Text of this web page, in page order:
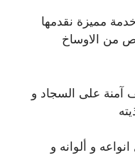
مميزة نقدمها
من الاوساخ
آمنة على السجاد و
و ألوانه و